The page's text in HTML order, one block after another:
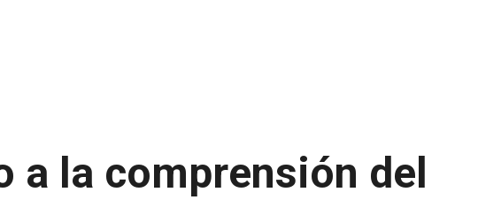
a la comprensión del